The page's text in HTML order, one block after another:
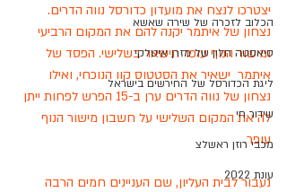
הכלוב לזכרה של שירה שאשא
סיאסטה חלון של מזרן איטלקי
ליגת הכדורסל של החירשים בישראל
שידור חי
מכבי רוזן ראשלצ
עונת 2022
יצטרכו לנצח את מועדון כדורסל נווה הדרים.
נצחון של איתמר יקנה להם את המקום הרביעי
ומישור הנוף עופר תישאר בשלישי. הפסד של
איתמר  ישאיר את הסטטוס קוו הנוכחי, ואילו
נצחון של נווה הדרים ערן ב-15 הפרש לפחות ייתן
לה את המקום השלישי על חשבון מישור הנוף
עופר.
נעבור לבית העליון, שם העניינים חמים הרבה